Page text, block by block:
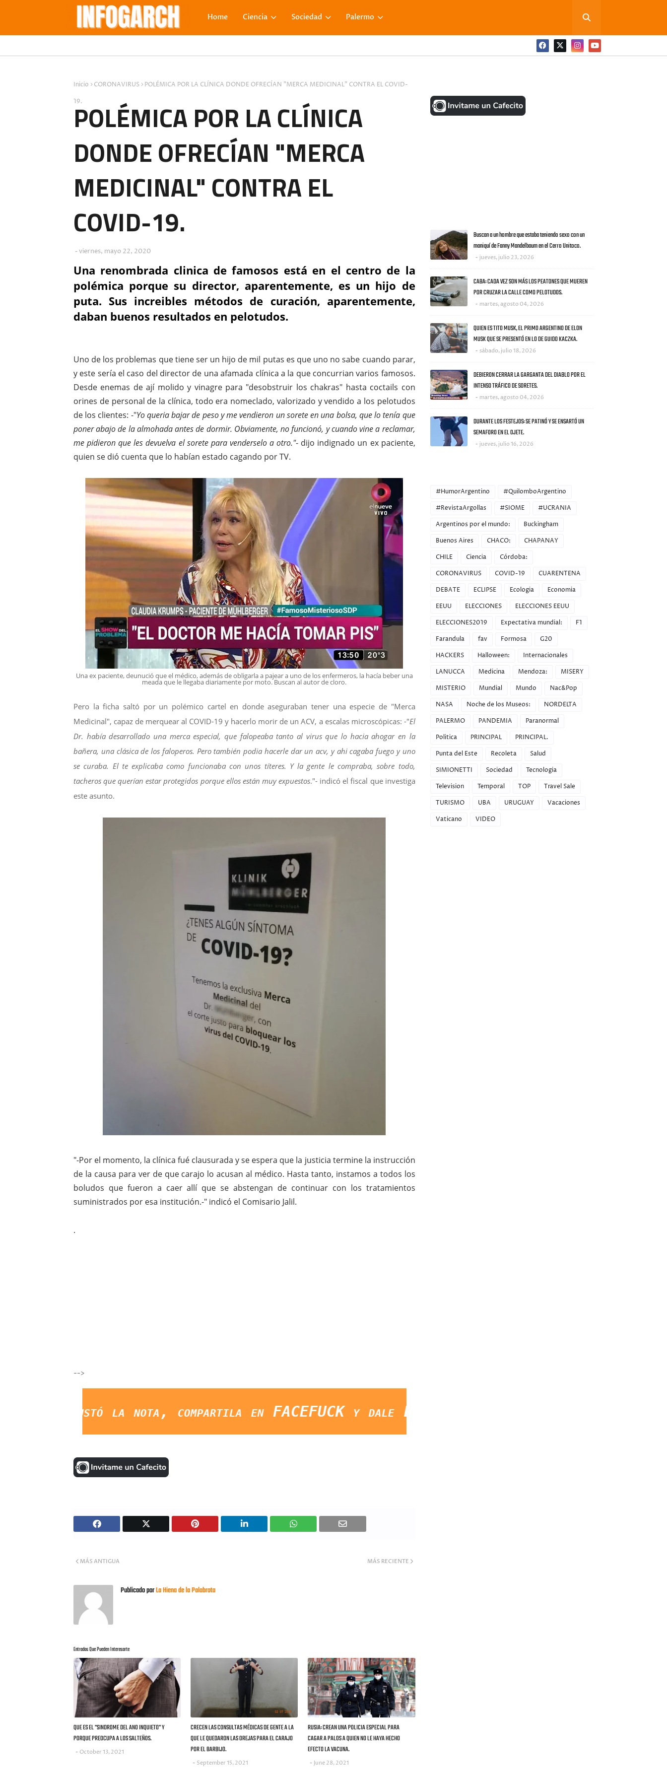
Home Ciencia Sociedad Palermo
Inicio CORONAVIRUS
POLÉMICA POR LA CLÍNICA DONDE OFRECÍAN "MERCA MEDICINAL" CONTRA EL COVID-
19.
POLÉMICA POR LA CLÍNICA
DONDE OFRECÍAN "MERCA
MEDICINAL" CONTRA EL
COVID-19.
viernes, mayo 22, 2020
Una renombrada clinica de famosos está en el centro de la
polémica porque su director, aparentemente, es un hijo de
puta. Sus increibles métodos de curación, aparentemente,
daban buenos resultados en pelotudos.
Uno de los problemas que tiene ser un hijo de mil putas es que uno no sabe cuando parar,
y este sería el caso del director de una afamada clínica a la que concurrian varios famosos.
Desde enemas de ají molido y vinagre para "desobstruir los chakras" hasta coctails con
orines de personal de la clínica, todo era nomeclado, valorizado y vendido a los pelotudos
de los clientes: -"Yo queria bajar de peso y me vendieron un sorete en una bolsa, que lo tenía que
poner abajo de la almohada antes de dormir. Obviamente, no funcionó, y cuando vine a reclamar,
me pidieron que les devuelva el sorete para venderselo a otro."- dijo indignado un ex paciente,
quien se dió cuenta que lo habían estado cagando por TV.
Una ex paciente, deunució que el médico, además de obligarla a pajear a uno de los enfermeros, la hacía beber una
meada que le llegaba diariamente por moto. Buscan al autor de cloro.
Pero la ficha saltó por un polémico cartel en donde aseguraban tener una especie de "Merca
Medicinal", capaz de merquear al COVID-19 y hacerlo morir de un ACV, a escalas microscópicas: -"El
Dr. había desarrollado una merca especial, que falopeaba tanto al virus que lo hacia ahogar en la
bañera, una clásica de los faloperos. Pero también podia hacerle dar un acv, y ahi cagaba fuego y uno
se curaba. El te explicaba como funcionaba con unos títeres. Y la gente le compraba, sobre todo,
tacheros que querían estar protegidos porque ellos están muy expuestos."- indicó el fiscal que investiga
este asunto.
"-Por el momento, la clínica fué clausurada y se espera que la justicia termine la instrucción
de la causa para ver de que carajo lo acusan al médico. Hasta tanto, instamos a todos los
boludos que fueron a caer allí que se abstengan de continuar con los tratamientos
suministrados por esa institución.-" indicó el Comisario Jalil.
.
-->
la nota, compartila en FACEFUCK y dale LIKE a la página. Saludos Y GRACIAS."
MÁS RECIENTE
MÁS ANTIGUA
Publicado porLa Hiena de la Palabrota
Entradas Que Pueden Interesarte
QUE ES EL "SINDROME DEL ANO INQUIETO" Y
PORQUE PREOCUPA A LOS SALTEÑOS.
October 13, 2021
CRECEN LAS CONSULTAS MÉDICAS DE GENTE A LA
QUE LE QUEDARON LAS OREJAS PARA EL CARAJO
POR EL BARBIJO.
September 15, 2021
RUSIA: CREAN UNA POLICIA ESPECIAL PARA
CAGAR A PALOS A QUIEN NO LE HAYA HECHO
EFECTO LA VACUNA.
June 28, 2021
Buscan a un hombre que estaba teniendo sexo con un
maniquí de Fanny Mandelbaum en el Cerro Unitoco.
jueves, julio 23, 2026
CABA: CADA VEZ SON MÁS LOS PEATONES QUE MUEREN
POR CRUZAR LA CALLE COMO PELOTUDOS.
martes, agosto 04, 2026
QUIEN ES TITO MUSK, EL PRIMO ARGENTINO DE ELON
MUSK QUE SE PRESENTÓ EN LO DE GUIDO KACZKA.
sábado, julio 18, 2026
DEBIERON CERRAR LA GARGANTA DEL DIABLO POR EL
INTENSO TRÁFICO DE SORETES.
martes, agosto 04, 2026
DURANTE LOS FESTEJOS: SE PATINÓ Y SE ENSARTÓ UN
SEMAFORO EN EL OJETE.
jueves, julio 16, 2026
#HumorArgentino
#QuilomboArgentino
#RevistaArgollas
#SIOME
#UCRANIA
Argentinos por el mundo:
Buckingham
Buenos Aires
CHACO:
CHAPANAY
CHILE
Ciencia
Córdoba:
CORONAVIRUS
COVID-19
CUARENTENA
DEBATE
ECLIPSE Ecologia
Economia
EEUU
ELECCIONES
ELECCIONES EEUU
ELECCIONES2019
Expectativa mundial:
F1
Farandula
fav Formosa
G20
HACKERS
Halloween:
Internacionales
LANUCCA
Medicina Mendoza:
MISERY
MISTERIO
Mundial Mundo
Nac&Pop
NASA
Noche de los Museos:
NORDELTA
PALERMO
PANDEMIA
Paranormal
Politica
PRINCIPAL
PRINCIPAL.
Punta del Este
Recoleta
Salud
SIMIONETTI
Sociedad
Tecnologia
Television
Temporal TOP
Travel Sale
TURISMO
UBA URUGUAY
Vacaciones
Vaticano
VIDEO